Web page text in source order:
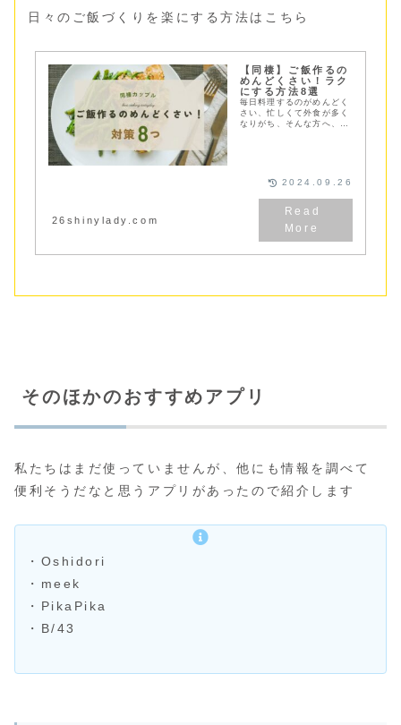
日々のご飯づくりを楽にする方法はこちら
【同棲】ご飯作るの
めんどくさい！ラク
にする方法8選
毎日料理するのがめんどく
さい、忙しくて外食が多く
なりがち、そんな方へ、共
26shinylady.com
2024.09.26
そのほかのおすすめアプリ
私たちはまだ使っていませんが、他にも情報を調べて
便利そうだなと思うアプリがあったので紹介します
・Oshidori
・meek
・PikaPika
・B/43